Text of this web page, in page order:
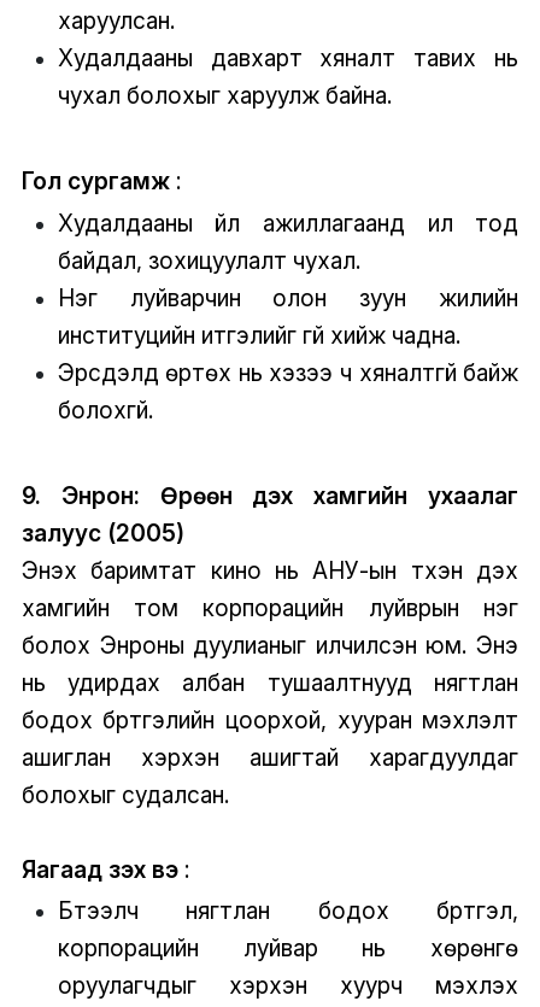
харуулсан.
Худалдааны давхарт хяналт тавих нь
чухал болохыг харуулж байна.
Гол сургамж:
Худалдааны үйл ажиллагаанд ил тод
байдал, зохицуулалт чухал.
Нэг луйварчин олон зуун жилийн
институцийн итгэлийг үгүй хийж чадна.
Эрсдэлд өртөх нь хэзээ ч хяналтгүй байж
болохгүй.
9. Энрон: Өрөөн дэх хамгийн ухаалаг
залуус (2005)
Энэхүү баримтат кино нь АНУ-ын түүхэн дэх
хамгийн том корпорацийн луйврын нэг
болох Энроны дуулианыг илчилсэн юм. Энэ
нь удирдах албан тушаалтнууд нягтлан
бодох бүртгэлийн цоорхой, хууран мэхлэлт
ашиглан хэрхэн ашигтай харагдуулдаг
болохыг судалсан.
Яагаад үзэх вэ:
Бүтээлч нягтлан бодох бүртгэл,
корпорацийн луйвар нь хөрөнгө
оруулагчдыг хэрхэн хуурч мэхлэх